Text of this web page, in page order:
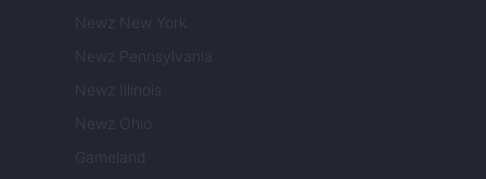
Newz New York
Newz Pennsylvania
Newz Illinois
Newz Ohio
Gameland